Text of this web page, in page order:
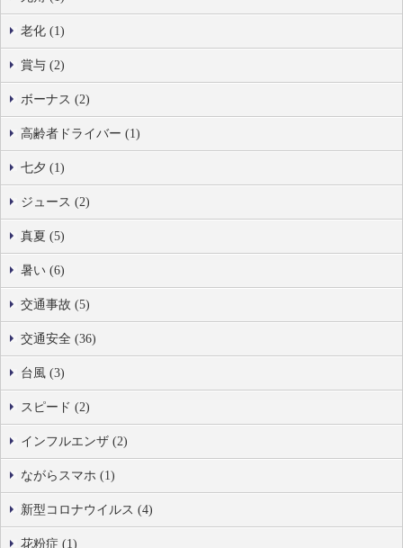
老化 (1)
賞与 (2)
ボーナス (2)
高齢者ドライバー (1)
七夕 (1)
ジュース (2)
真夏 (5)
暑い (6)
交通事故 (5)
交通安全 (36)
台風 (3)
スピード (2)
インフルエンザ (2)
ながらスマホ (1)
新型コロナウイルス (4)
花粉症 (1)